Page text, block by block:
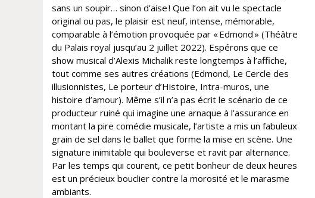
sans un soupir… sinon d’aise ! Que l’on ait vu le spectacle
original ou pas, le plaisir est neuf, intense, mémorable,
comparable à l’émotion provoquée par « Edmond » (Théâtre
du Palais royal jusqu’au 2 juillet 2022). Espérons que ce
show musical d’Alexis Michalik reste longtemps à l’affiche,
tout comme ses autres créations (Edmond, Le Cercle des
illusionnistes, Le porteur d’Histoire, Intra-muros, une
histoire d’amour). Même s’il n’a pas écrit le scénario de ce
producteur ruiné qui imagine une arnaque à l’assurance en
montant la pire comédie musicale, l’artiste a mis un fabuleux
grain de sel dans le ballet que forme la mise en scène. Une
signature inimitable qui bouleverse et ravit par alternance.
Par les temps qui courent, ce petit bonheur de deux heures
est un précieux bouclier contre la morosité et le marasme
ambiants.